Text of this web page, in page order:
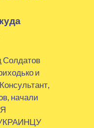
Солдатов
и
начали